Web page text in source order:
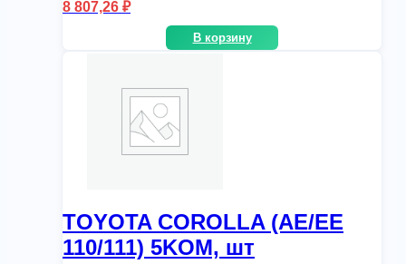
8 807,26 ₽
В корзину
TOYOTA COROLLA (AE/EE
110/111) 5KOM, шт